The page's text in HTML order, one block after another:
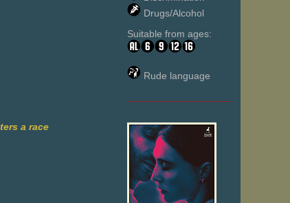
Drugs/Alcohol
Suitable from ages:
Rude language
a race